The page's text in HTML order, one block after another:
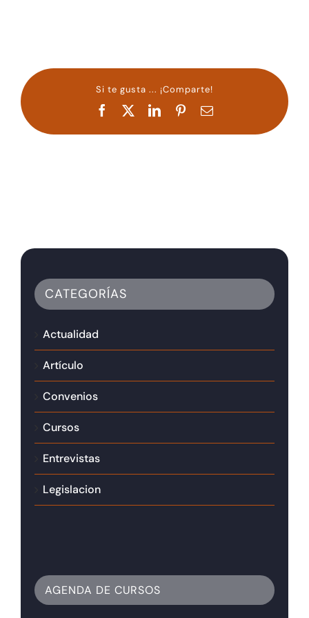
Si te gusta ... ¡Comparte!
Facebook LinkedInPinterestCorreo
CATEGORÍAS
Actualidad
Artículo
Convenios
Cursos
Entrevistas
Legislacion
AGENDA DE CURSOS